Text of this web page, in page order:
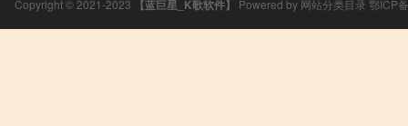
Copyright © 2021-2023 【蓝巨星_K歌软件】 Powered by 网站分类目录 鄂ICP